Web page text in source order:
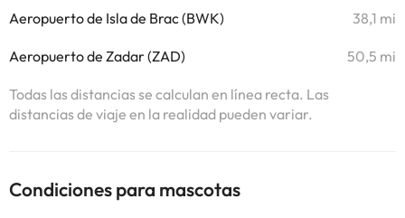
Aeropuerto de Isla de Brac (BWK) 38,1 mi
Aeropuerto de Zadar (ZAD) 50,5 mi
Todas las distancias se calculan en línea recta. Las
distancias de viaje en la realidad pueden variar.
Condiciones para mascotas